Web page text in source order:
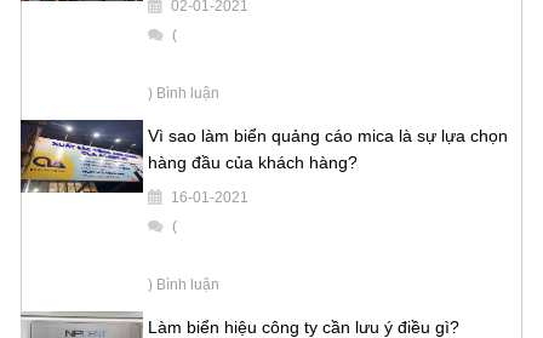
02-01-2021
(
) Bình luận
Vì sao làm biển quảng cáo mica là sự lựa chọn
hàng đầu của khách hàng?
16-01-2021
(
) Bình luận
Làm biển hiệu công ty cần lưu ý điều gì?